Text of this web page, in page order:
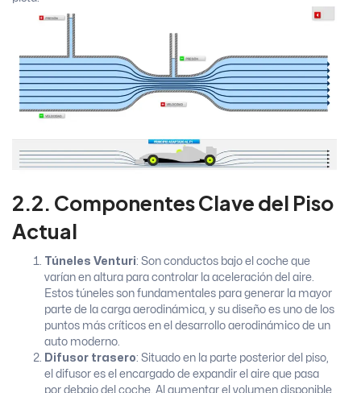
2.2. Componentes Clave del Piso
Actual
Túneles Venturi: Son conductos bajo el coche que
varían en altura para controlar la aceleración del aire.
Estos túneles son fundamentales para generar la mayor
parte de la carga aerodinámica, y su diseño es uno de los
puntos más críticos en el desarrollo aerodinámico de un
auto moderno.
Difusor trasero: Situado en la parte posterior del piso,
el difusor es el encargado de expandir el aire que pasa
por debajo del coche. Al aumentar el volumen disponible